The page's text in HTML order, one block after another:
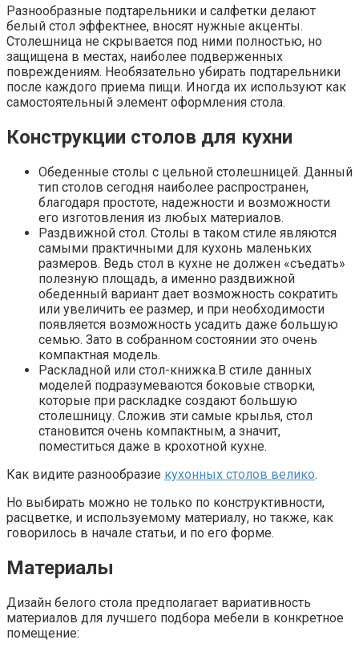
Разнообразные подтарельники и салфетки делают
белый стол эффектнее, вносят нужные акценты.
Столешница не скрывается под ними полностью, но
защищена в местах, наиболее подверженных
повреждениям. Необязательно убирать подтарельники
после каждого приема пищи. Иногда их используют как
самостоятельный элемент оформления стола.
Конструкции столов для кухни
Обеденные столы с цельной столешницей. Данный
тип столов сегодня наиболее распространен,
благодаря простоте, надежности и возможности
его изготовления из любых материалов.
Раздвижной стол. Столы в таком стиле являются
самыми практичными для кухонь маленьких
размеров. Ведь стол в кухне не должен «съедать»
полезную площадь, а именно раздвижной
обеденный вариант дает возможность сократить
или увеличить ее размер, и при необходимости
появляется возможность усадить даже большую
семью. Зато в собранном состоянии это очень
компактная модель.
Раскладной или стол-книжка.В стиле данных
моделей подразумеваются боковые створки,
которые при раскладке создают большую
столешницу. Сложив эти самые крылья, стол
становится очень компактным, а значит,
поместиться даже в крохотной кухне.
Как видите разнообразие кухонных столов велико.
Но выбирать можно не только по конструктивности,
расцветке, и используемому материалу, но также, как
говорилось в начале статьи, и по его форме.
Материалы
Дизайн белого стола предполагает вариативность
материалов для лучшего подбора мебели в конкретное
помещение: